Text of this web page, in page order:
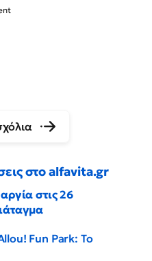
στο alfavita.gr
στις 26
Fun Park: Το